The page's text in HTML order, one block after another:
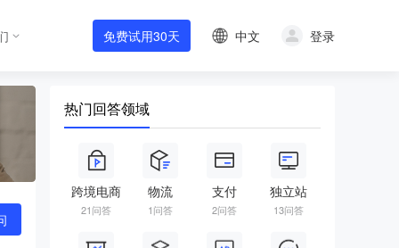
免费试用30天 中文 登录
热门回答领域
跨境电商
21问答
物流
1问答
支付
2问答
独立站
13问答